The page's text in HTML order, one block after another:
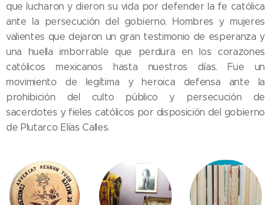
que lucharon y dieron su vida por defender la fe católica
ante la persecución del gobierno. Hombres y mujeres
valientes que dejaron un gran testimonio de esperanza y
una huella imborrable que perdura en los corazones
católicos mexicanos hasta nuestros días. Fue un
movimiento de legítima y heroica defensa ante la
prohibición del culto público y persecución de
sacerdotes y fieles católicos por disposición del gobierno
de Plutarco Elías Calles.